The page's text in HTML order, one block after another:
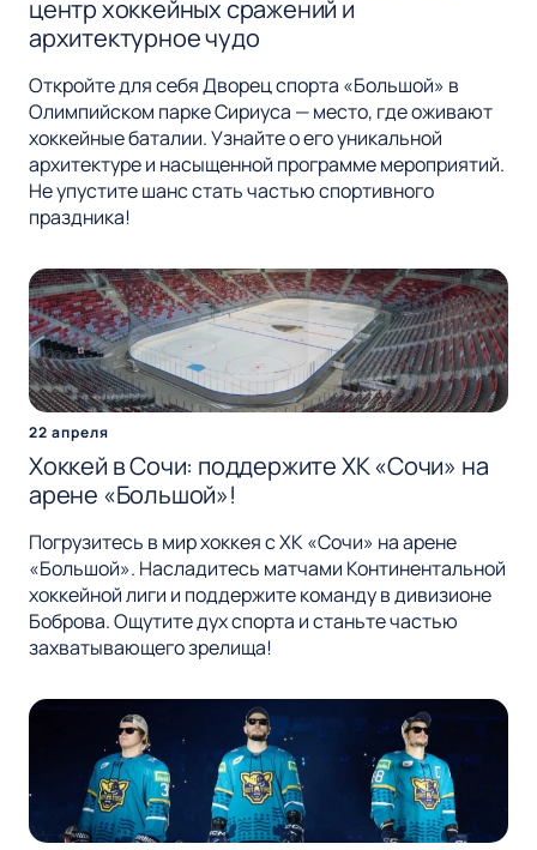
центр хоккейных сражений и
архитектурное чудо
Откройте для себя Дворец спорта «Большой» в
Олимпийском парке Сириуса — место, где оживают
хоккейные баталии. Узнайте о его уникальной
архитектуре и насыщенной программе мероприятий.
Не упустите шанс стать частью спортивного
праздника!
22 апреля
Хоккей в Сочи: поддержите ХК «Сочи» на
арене «Большой»!
Погрузитесь в мир хоккея с ХК «Сочи» на арене
«Большой». Насладитесь матчами Континентальной
хоккейной лиги и поддержите команду в дивизионе
Боброва. Ощутите дух спорта и станьте частью
захватывающего зрелища!